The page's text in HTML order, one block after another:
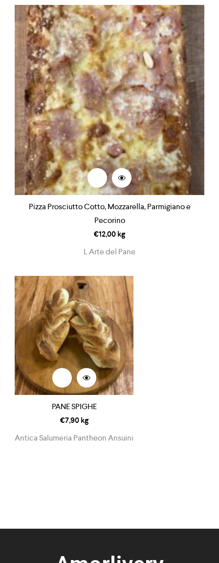
Pizza Prosciutto Cotto, Mozzarella, Parmigiano e
Pecorino
€12,00kg
L Arte del Pane
PANE SPIGHE
€7,90kg
Antica Salumeria Pantheon Ansuini